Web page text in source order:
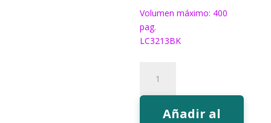
Volumen máximo: 400
pag.
LC3213BK
Tinta
EcoInk
LC3213Añadir al